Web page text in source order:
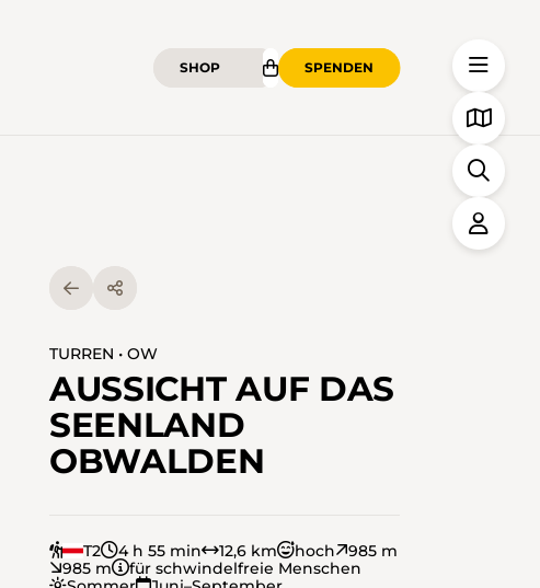
SHOP SPENDEN
TURREN • OW
AUSSICHT AUF DAS
SEENLAND
OBWALDEN
T2 4 h 55 min 12,6 km hoch
985 m
985 m
für schwindelfreie Menschen